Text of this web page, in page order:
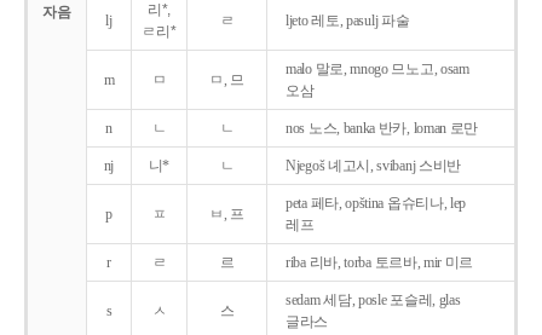
자음 lj
리*,
ㄹ리*
ㄹ ljeto 레토, pasulj 파술
m ㅁ ㅁ, 므
malo 말로, mnogo 므노고, osam
오삼
n ㄴ ㄴ nos 노스, banka 반카, loman 로만
nj 니* ㄴ Njegoš 녜고시, svibanj 스비반
p ㅍ ㅂ, 프
peta 페타, opština 옵슈티나, lep
레프
r ㄹ 르 riba 리바, torba 토르바, mir 미르
s ㅅ 스
sedam 세담, posle 포슬레, glas
글라스